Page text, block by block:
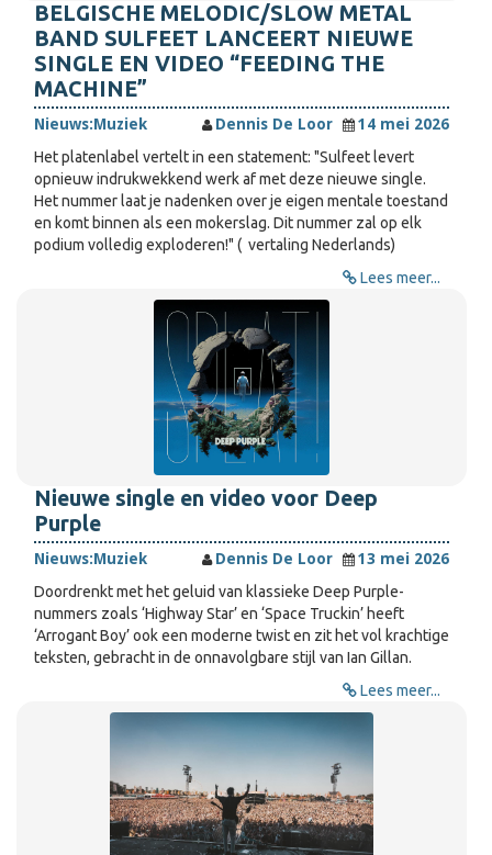
BELGISCHE MELODIC/SLOW METAL
BAND SULFEET LANCEERT NIEUWE
SINGLE EN VIDEO “FEEDING THE
MACHINE”
Nieuws:Muziek Dennis De Loor
14 mei 2026
Het platenlabel vertelt in een statement: "Sulfeet levert
opnieuw indrukwekkend werk af met deze nieuwe single.
Het nummer laat je nadenken over je eigen mentale toestand
en komt binnen als een mokerslag. Dit nummer zal op elk
podium volledig exploderen!" ( vertaling Nederlands)
Lees meer...
Nieuwe single en video voor Deep
Purple
Nieuws:Muziek Dennis De Loor
13 mei 2026
Doordrenkt met het geluid van klassieke Deep Purple-
nummers zoals ‘Highway Star’ en ‘Space Truckin’ heeft
‘Arrogant Boy’ ook een moderne twist en zit het vol krachtige
teksten, gebracht in de onnavolgbare stijl van Ian Gillan.
Lees meer...